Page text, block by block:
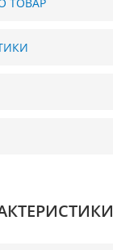
ТОВАР